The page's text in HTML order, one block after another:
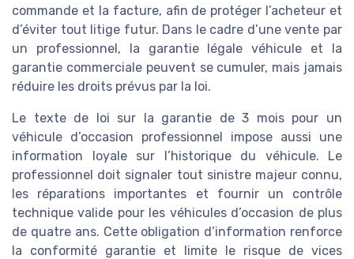
commande et la facture, afin de protéger l’acheteur et
d’éviter tout litige futur. Dans le cadre d’une vente par
un professionnel, la garantie légale véhicule et la
garantie commerciale peuvent se cumuler, mais jamais
réduire les droits prévus par la loi.
Le texte de loi sur la garantie de 3 mois pour un
véhicule d’occasion professionnel impose aussi une
information loyale sur l’historique du véhicule. Le
professionnel doit signaler tout sinistre majeur connu,
les réparations importantes et fournir un contrôle
technique valide pour les véhicules d’occasion de plus
de quatre ans. Cette obligation d’information renforce
la conformité garantie et limite le risque de vices